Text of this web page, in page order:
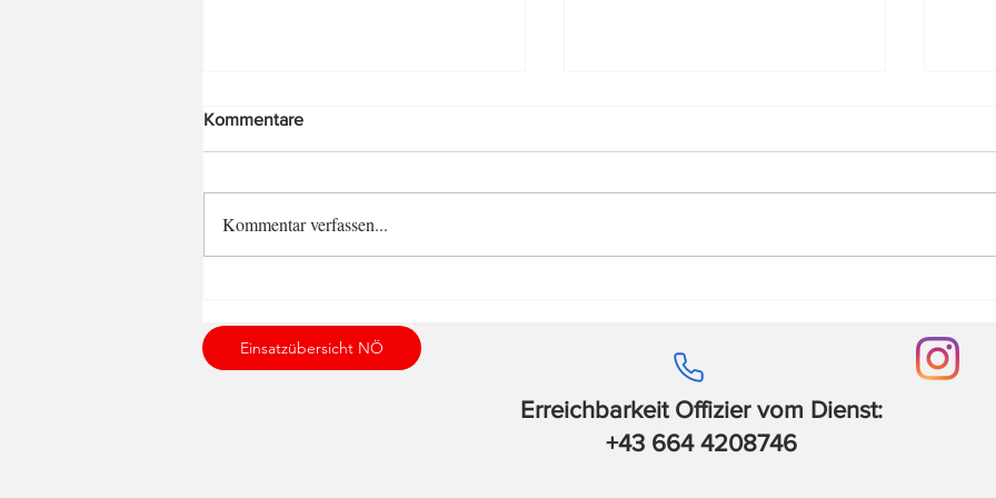
Kommentare
Kommentar verfassen...
Einsatzübersicht NÖ
Erreichbarkeit Offizier vom Dienst:
+43 664 4208746